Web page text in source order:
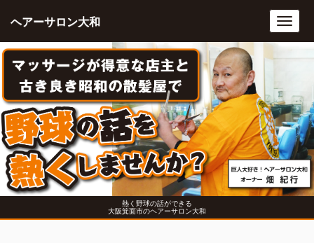
熱く野球の話ができる
大阪箕面市のヘアーサロン大和
ヘアーサロン大和